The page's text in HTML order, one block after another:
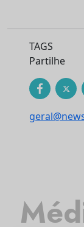
TAGS
Partilhe